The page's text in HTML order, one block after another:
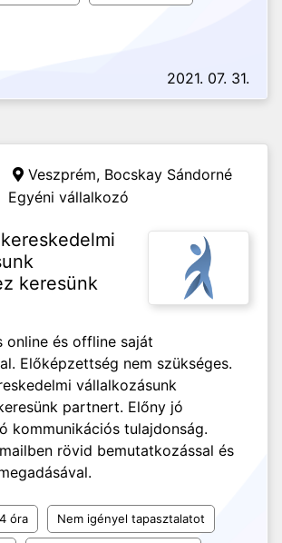
2021. 07. 31.
Veszprém, Bocskay Sándorné
Egyéni vállalkozó
keresünk
online és offline saját
Előképzettség nem szükséges.
vállalkozásunk
partnert. Előny jó
kommunikációs tulajdonság.
rövid bemutatkozással és
óra Nem igényel tapasztalatot